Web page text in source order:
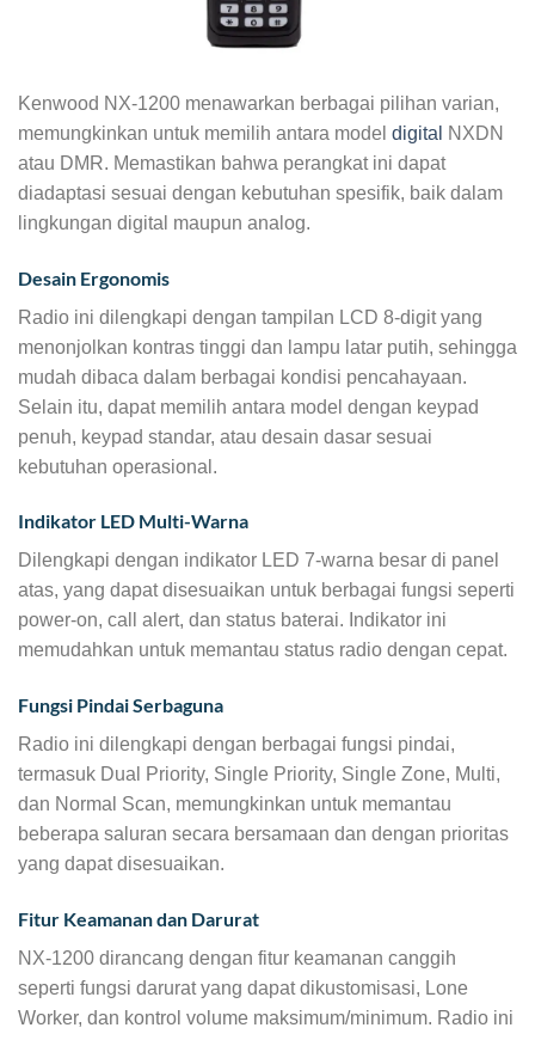
Kenwood NX-1200 menawarkan berbagai pilihan varian,
memungkinkan untuk memilih antara model digital
NXDN
atau DMR. Memastikan bahwa perangkat ini dapat
diadaptasi sesuai dengan kebutuhan spesifik, baik dalam
lingkungan digital maupun analog.
Desain Ergonomis
Radio ini dilengkapi dengan tampilan LCD 8-digit yang
menonjolkan kontras tinggi dan lampu latar putih, sehingga
mudah dibaca dalam berbagai kondisi pencahayaan.
Selain itu, dapat memilih antara model dengan keypad
penuh, keypad standar, atau desain dasar sesuai
kebutuhan operasional.
Indikator LED Multi-Warna
Dilengkapi dengan indikator LED 7-warna besar di panel
atas, yang dapat disesuaikan untuk berbagai fungsi seperti
power-on, call alert, dan status baterai. Indikator ini
memudahkan untuk memantau status radio dengan cepat.
Fungsi Pindai Serbaguna
Radio ini dilengkapi dengan berbagai fungsi pindai,
termasuk Dual Priority, Single Priority, Single Zone, Multi,
dan Normal Scan, memungkinkan untuk memantau
beberapa saluran secara bersamaan dan dengan prioritas
yang dapat disesuaikan.
Fitur Keamanan dan Darurat
NX-1200 dirancang dengan fitur keamanan canggih
seperti fungsi darurat yang dapat dikustomisasi, Lone
Worker, dan kontrol volume maksimum/minimum. Radio ini